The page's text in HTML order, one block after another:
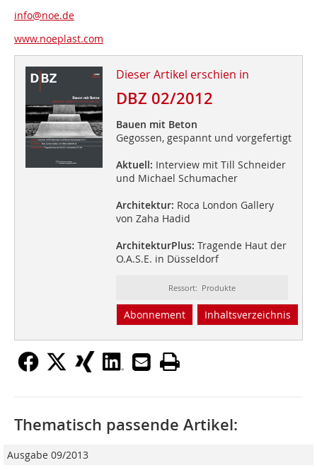
info@noe.de
www.noeplast.com
Dieser Artikel erschien in
DBZ 02/2012
Bauen mit Beton
Gegossen, gespannt und vorgefertigt
Aktuell: Interview mit Till Schneider
und Michael Schumacher
Architektur: Roca London Gallery
von Zaha Hadid
ArchitekturPlus: Tragende Haut der
O.A.S.E. in Düsseldorf
Ressort: Produkte
Abonnement Inhaltsverzeichnis
Thematisch passende Artikel:
Ausgabe 09/2013